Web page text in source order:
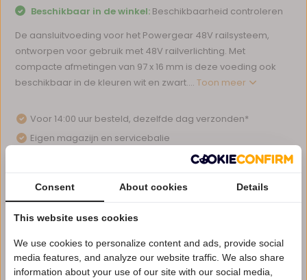
Beschikbaar in de winkel: Beschikbaarheid controleren
De aansluitvoeding voor het Powergear 48V railsysteem,
ontworpen voor gebruik met 48V railverlichting. Met
compacte afmetingen van 97 x 16 mm is deze voeding ook
beschikbaar in de kleuren wit en zwart....Toon meer
Voor 14:00 uur besteld, dezelfde dag verzonden*
Eigen magazijn en servicebalie
Afhalen in ons magazijn direct mogelijk
Vergelijk
Productomschrijving
Consent About cookies Details
This website uses cookies
We use cookies to personalize content and ads, provide social
media features, and analyze our website traffic. We also share
information about your use of our site with our social media,